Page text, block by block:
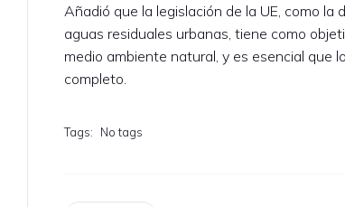
Añadió que la legislación de la UE, como
aguas residuales urbanas, tiene como
medio ambiente natural, y es esencial que
completo.
Tags: No tags